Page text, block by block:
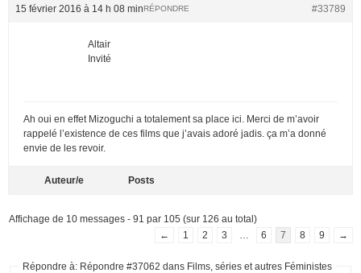
15 février 2016 à 14 h 08 min #33789
RÉPONDRE
Altair
Invité
Ah oui en effet Mizoguchi a totalement sa place ici. Merci de m’avoir
rappelé l’existence de ces films que j’avais adoré jadis. ça m’a donné
envie de les revoir.
Auteur/e Posts
Affichage de 10 messages - 91 par 105 (sur 126 au total)
←
1 2 3 6 7 8 9 →
Répondre à: Répondre #37062 dans Films, séries et autres Féministes